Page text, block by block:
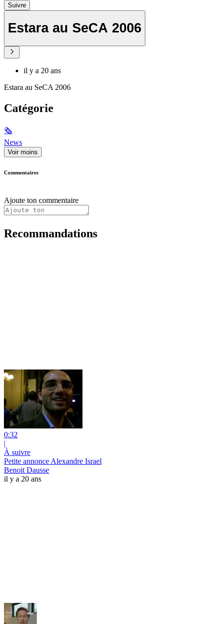
Suivre
Estara au SeCA 2006
il y a 20 ans
Estara au SeCA 2006
Catégorie
🗞
News
Voir moins
Commentaires
Ajoute ton commentaire
Recommandations
0:32
|
À suivre
Petite annonce Alexandre Israel
Benoit Dausse
il y a 20 ans